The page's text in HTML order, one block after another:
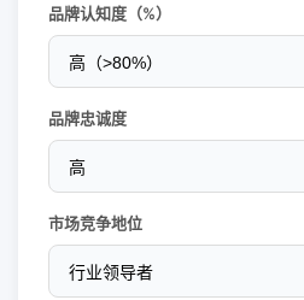
品牌认知度（%）
品牌忠诚度
市场竞争地位